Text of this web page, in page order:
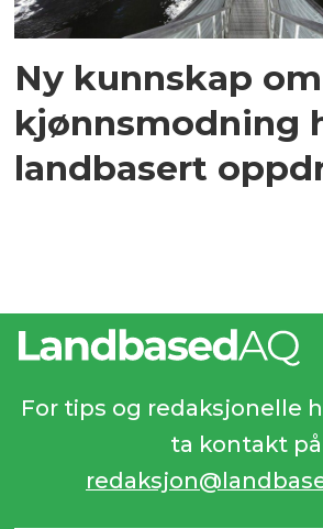
Ny kunnskap om
kjønnsmodning
landbasert
For tips og redaksjonelle
ta kontakt på